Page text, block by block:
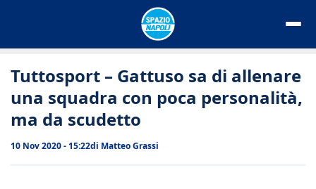
Tuttosport – Gattuso sa di allenare
una squadra con poca personalità,
ma da scudetto
10 Nov 2020 - 15:22di Matteo Grassi